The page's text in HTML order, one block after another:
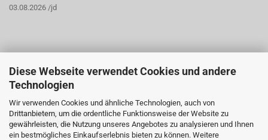
Diese Webseite verwendet Cookies und andere
Technologien
Wir verwenden Cookies und ähnliche Technologien, auch von
Drittanbietern, um die ordentliche Funktionsweise der Website zu
gewährleisten, die Nutzung unseres Angebotes zu analysieren und Ihnen
ein bestmögliches Einkaufserlebnis bieten zu können. Weitere
03.08.2026 /jd
WIDERRUFSRECHT
Vertrag widerrufen